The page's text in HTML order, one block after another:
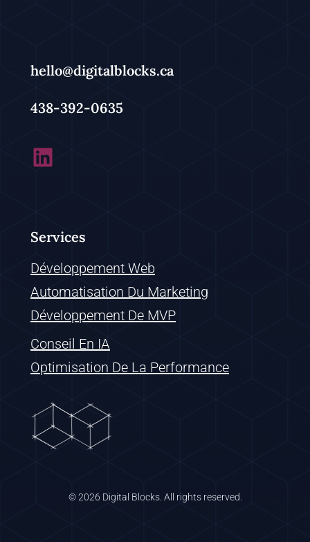
hello@digitalblocks.ca
438-392-0635
LinkedIn
Services
Développement Web
Automatisation Du Marketing
Développement De MVP
Conseil En IA
Optimisation De La Performance
© 2026 Digital Blocks. All rights reserved.